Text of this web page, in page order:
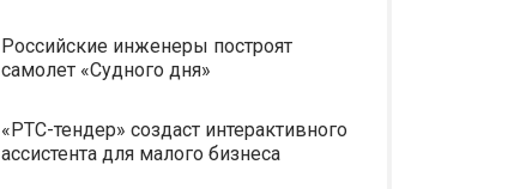
Российские инженеры построят
самолет «Судного дня»
«РТС-тендер» создаст интерактивного
ассистента для малого бизнеса